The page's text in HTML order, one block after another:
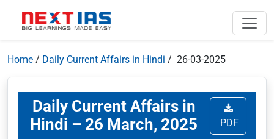
Home / Daily Current Affairs in Hindi / 26-03-2025
Daily Current Affairs in
Hindi – 26 March, 2025
PDF